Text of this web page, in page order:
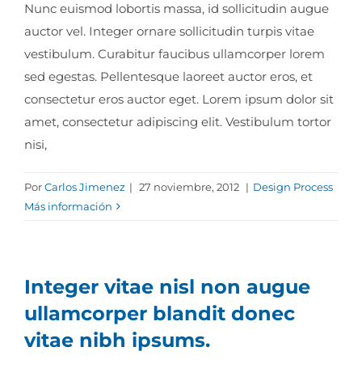
Nunc euismod lobortis massa, id sollicitudin augue
auctor vel. Integer ornare sollicitudin turpis vitae
vestibulum. Curabitur faucibus ullamcorper lorem
sed egestas. Pellentesque laoreet auctor eros, et
consectetur eros auctor eget. Lorem ipsum dolor sit
amet, consectetur adipiscing elit. Vestibulum tortor
nisi,
PorCarlos Jimenez | 27 noviembre, 2012 | Design Process
Más información
Integer vitae nisl non augue
ullamcorper blandit donec
vitae nibh ipsums.